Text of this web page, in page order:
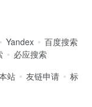
Yandex
百度搜索
必应搜索
站 友链申请
标